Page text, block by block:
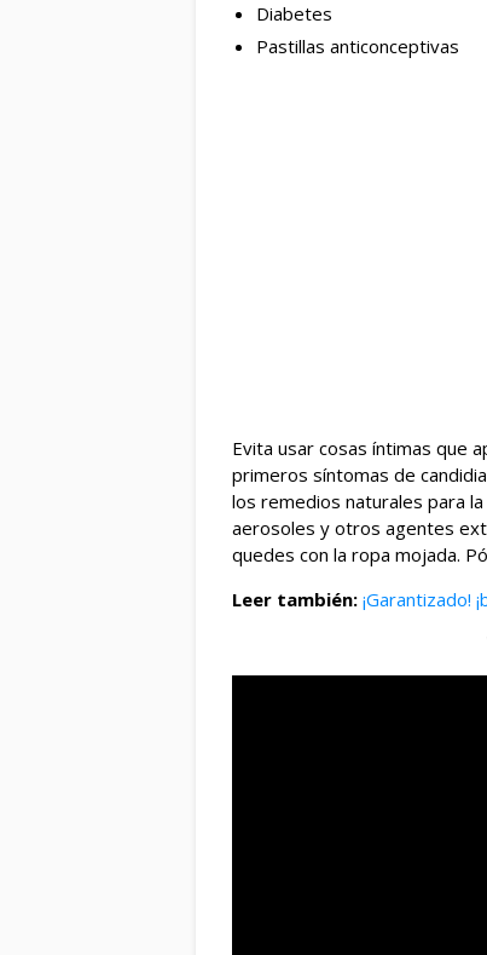
Diabetes
Pastillas anticonceptivas
Evita usar cosas íntimas que
primeros síntomas de
los remedios naturales para
aerosoles y otros agentes
quedes con la ropa mojada.
Leer también: ¡Garantizado!